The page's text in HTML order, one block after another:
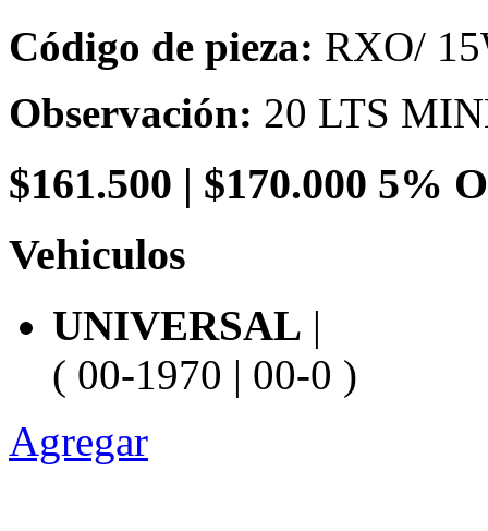
Código de pieza: RXO/
Observación: 20 LTS
$161.500 | $170.000 5%
Vehiculos
UNIVERSAL |
( 00-1970 | 00-0 )
Agregar